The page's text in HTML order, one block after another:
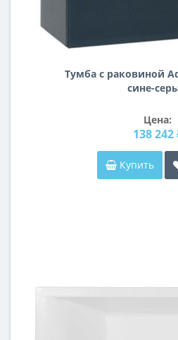
Тумба с раковиной
сине-
Цена:
138 242
Купить